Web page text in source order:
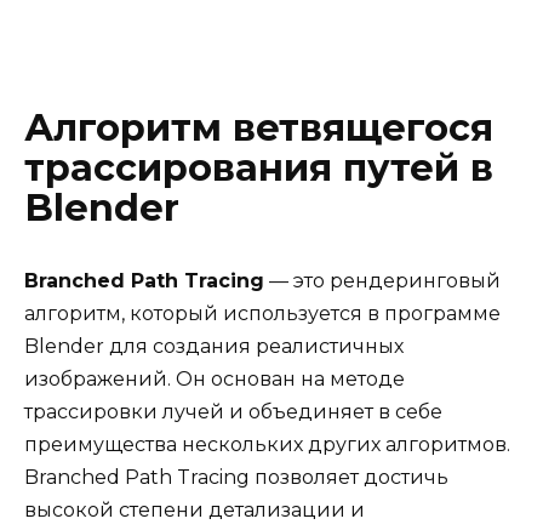
Алгоритм ветвящегося
трассирования путей в
Blender
Branched Path Tracing — это рендеринговый
алгоритм, который используется в программе
Blender для создания реалистичных
изображений. Он основан на методе
трассировки лучей и объединяет в себе
преимущества нескольких других алгоритмов.
Branched Path Tracing позволяет достичь
высокой степени детализации и